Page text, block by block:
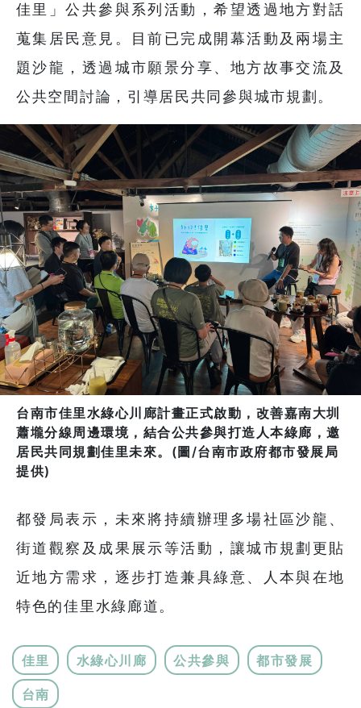
佳里」公共參與系列活動，希望透過地方對話
蒐集居民意見。目前已完成開幕活動及兩場主
題沙龍，透過城市願景分享、地方故事交流及
公共空間討論，引導居民共同參與城市規劃。
台南市佳里水綠心川廊計畫正式啟動，改善嘉南大圳
蕭壠分線周邊環境，結合公共參與打造人本綠廊，邀
居民共同規劃佳里未來。(圖/台南市政府都市發展局
提供)
都發局表示，未來將持續辦理多場社區沙龍、
街道觀察及成果展示等活動，讓城市規劃更貼
近地方需求，逐步打造兼具綠意、人本與在地
特色的佳里水綠廊道。
佳里 水綠心川廊 公共參與 都市發展
台南